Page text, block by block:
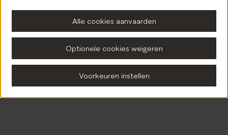
Alle cookies aanvaarden
Optionele cookies weigeren
Voorkeuren instellen